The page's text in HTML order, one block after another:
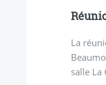
La
salle La